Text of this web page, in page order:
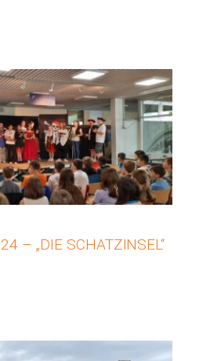
– „DIE SCHATZINSEL“